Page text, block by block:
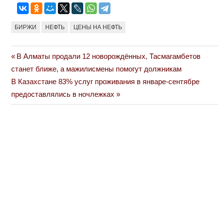
БИРЖИ НЕФТЬ ЦЕНЫ НА НЕФТЬ
Навигация
по
записям
Previous
Post:
В Алматы продали 12 новорождённых, Тасмагамбетов
станет ближе, а мажилисмены помогут должникам
Next
Post:
В Казахстане 83% услуг проживания в январе-сентябре
предоставлялись в ночлежках